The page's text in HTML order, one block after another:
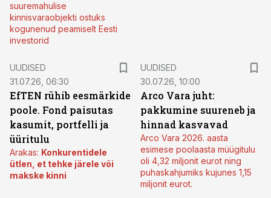
suuremahulise
kinnisvaraobjekti ostuks
kogunenud peamiselt Eesti
investorid
UUDISED
31.07.26, 06:30
EfTEN rühib eesmärkide
poole. Fond paisutas
kasumit, portfelli ja
üüritulu
Arakas: Konkurentidele
ütlen, et tehke järele või
makske kinni
UUDISED
30.07.26, 10:00
Arco Vara juht:
pakkumine suureneb ja
hinnad kasvavad
Arco Vara 2026. aasta
esimese poolaasta müügitulu
oli 4,32 miljonit eurot ning
puhaskahjumiks kujunes 1,15
miljonit eurot.